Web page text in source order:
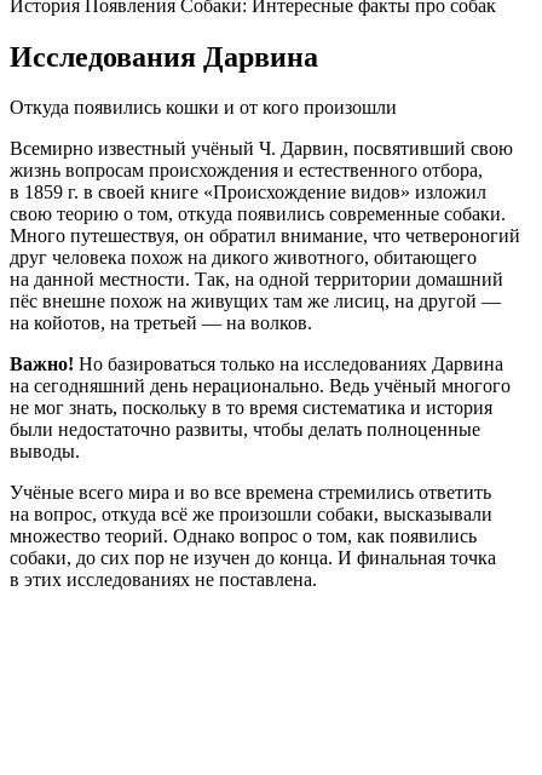
История Появления Собаки: Интересные факты про собак
Исследования Дарвина
Откуда появились кошки и от кого произошли
Всемирно известный учёный Ч. Дарвин, посвятивший свою
жизнь вопросам происхождения и естественного отбора,
в 1859 г. в своей книге «Происхождение видов» изложил
свою теорию о том, откуда появились современные собаки.
Много путешествуя, он обратил внимание, что четвероногий
друг человека похож на дикого животного, обитающего
на данной местности. Так, на одной территории домашний
пёс внешне похож на живущих там же лисиц, на другой —
на койотов, на третьей — на волков.
Важно! Но базироваться только на исследованиях Дарвина
на сегодняшний день нерационально. Ведь учёный многого
не мог знать, поскольку в то время систематика и история
были недостаточно развиты, чтобы делать полноценные
выводы.
Учёные всего мира и во все времена стремились ответить
на вопрос, откуда всё же произошли собаки, высказывали
множество теорий. Однако вопрос о том, как появились
собаки, до сих пор не изучен до конца. И финальная точка
в этих исследованиях не поставлена.